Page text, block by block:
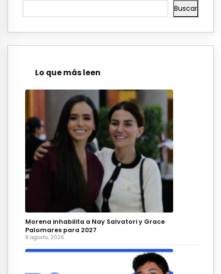
Buscar
Lo que más leen
Morena inhabilita a Nay Salvatori y Grace
Palomares para 2027
8 agosto, 2026